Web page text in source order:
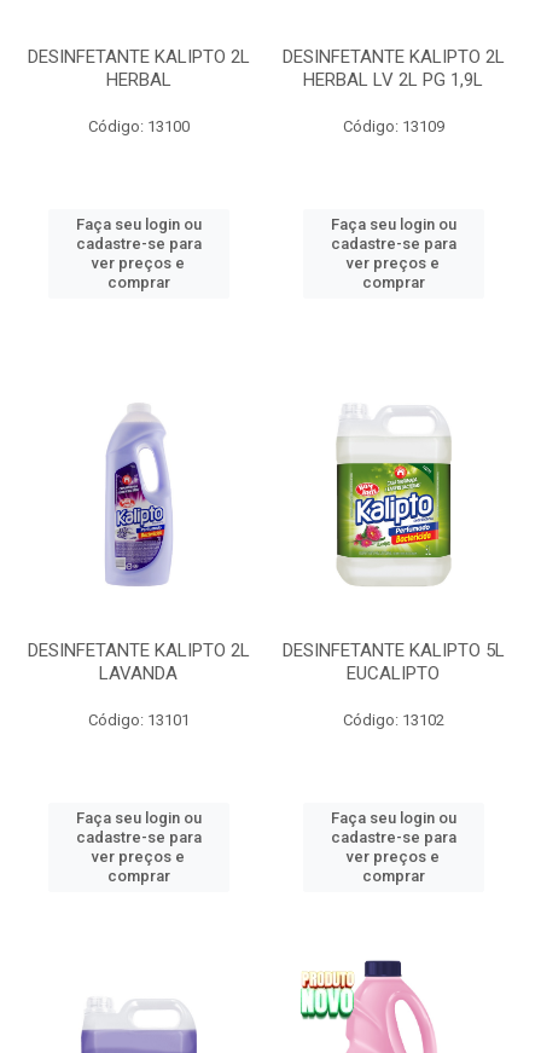
DESINFETANTE KALIPTO 2L
HERBAL
Código: 13100
Faça seu login ou
cadastre-se para
ver preços e
comprar
DESINFETANTE KALIPTO 2L
HERBAL LV 2L PG 1,9L
Código: 13109
Faça seu login ou
cadastre-se para
ver preços e
comprar
DESINFETANTE KALIPTO 2L
LAVANDA
Código: 13101
Faça seu login ou
cadastre-se para
ver preços e
comprar
DESINFETANTE KALIPTO 5L
EUCALIPTO
Código: 13102
Faça seu login ou
cadastre-se para
ver preços e
comprar